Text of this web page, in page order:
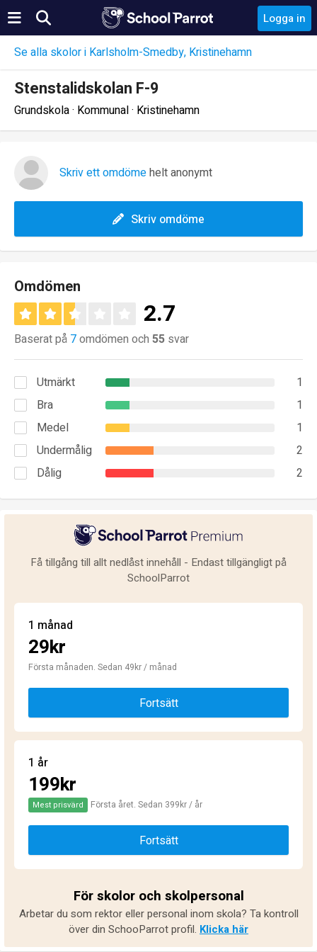
Logga in
Se alla skolor i Karlsholm-Smedby, Kristinehamn
Stenstalidskolan F-9
Grundskola · Kommunal · Kristinehamn
Skriv ett omdömehelt anonymt
Skriv omdöme
Omdömen
2.7
Baserat på 7omdömen och 55 svar
Utmärkt
1
Bra
1
Medel
1
Undermålig
2
Dålig
2
Få tillgång till allt nedlåst innehåll - Endast tillgängligt på
SchoolParrot
1 månad
29kr
Första månaden. Sedan 49kr / månad
Fortsätt
1 år
199kr
Mest prisvärd Första året. Sedan 399kr / år
Fortsätt
För skolor och skolpersonal
Arbetar du som rektor eller personal inom skola? Ta kontroll
över din SchooParrot profil. Klicka här